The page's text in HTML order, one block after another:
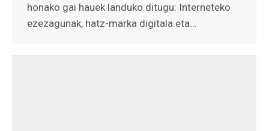
honako gai hauek landuko ditugu: Interneteko
ezezagunak, hatz-marka digitala eta…